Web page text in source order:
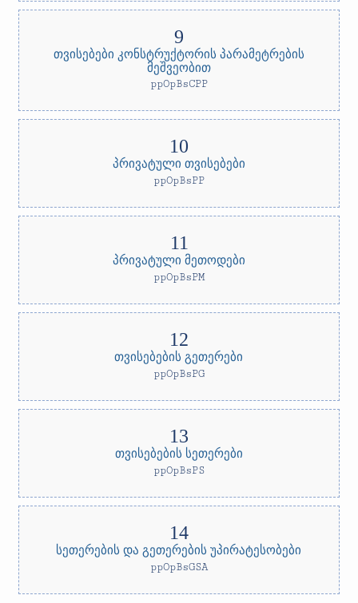
თვისებები კონსტრუქტორის პარამეტრების
მეშვეობით
ppOpBsCPP
პრივატული თვისებები
ppOpBsPP
პრივატული მეთოდები
ppOpBsPM
თვისებების გეთერები
ppOpBsPG
თვისებების სეთერები
ppOpBsPS
სეთერების და გეთერების უპირატესობები
ppOpBsGSA